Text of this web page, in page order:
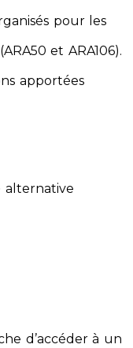
pour les
et ARA106).
apportées
alternative
d’accéder à un